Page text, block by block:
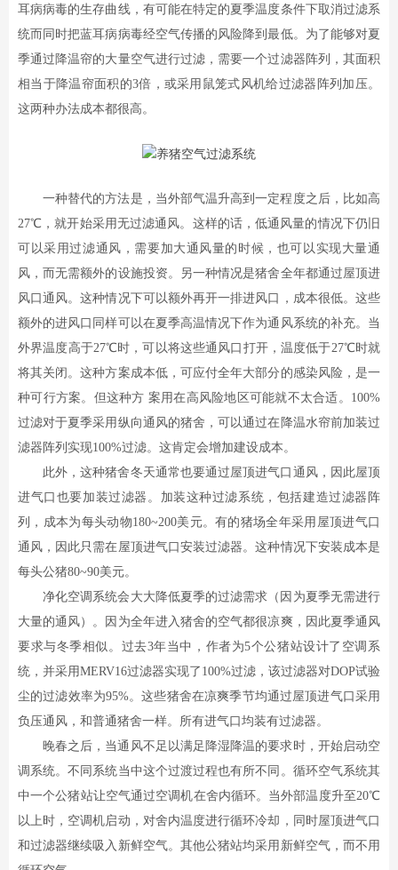
耳病病毒的生存曲线，有可能在特定的夏季温度条件下取消过滤系
统而同时把蓝耳病病毒经空气传播的风险降到最低。为了能够对夏
季通过降温帘的大量空气进行过滤，需要一个过滤器阵列，其面积
相当于降温帘面积的3倍，或采用鼠笼式风机给过滤器阵列加压。
这两种办法成本都很高。
一种替代的方法是，当外部气温升高到一定程度之后，比如高
27℃，就开始采用无过滤通风。这样的话，低通风量的情况下仍旧
可以采用过滤通风，需要加大通风量的时候，也可以实现大量通
风，而无需额外的设施投资。另一种情况是猪舍全年都通过屋顶进
风口通风。这种情况下可以额外再开一排进风口，成本很低。这些
额外的进风口同样可以在夏季高温情况下作为通风系统的补充。当
外界温度高于27℃时，可以将这些通风口打开，温度低于27℃时就
将其关闭。这种方案成本低，可应付全年大部分的感染风险，是一
种可行方案。但这种方 案用在高风险地区可能就不太合适。100%
过滤对于夏季采用纵向通风的猪舍，可以通过在降温水帘前加装过
滤器阵列实现100%过滤。这肯定会增加建设成本。
此外，这种猪舍冬天通常也要通过屋顶进气口通风，因此屋顶
进气口也要加装过滤器。加装这种过滤系统，包括建造过滤器阵
列，成本为每头动物180~200美元。有的猪场全年采用屋顶进气口
通风，因此只需在屋顶进气口安装过滤器。这种情况下安装成本是
每头公猪80~90美元。
净化空调系统会大大降低夏季的过滤需求（因为夏季无需进行
大量的通风）。因为全年进入猪舍的空气都很凉爽，因此夏季通风
要求与冬季相似。过去3年当中，作者为5个公猪站设计了空调系
统，并采用MERV16过滤器实现了100%过滤，该过滤器对DOP试验
尘的过滤效率为95%。这些猪舍在凉爽季节均通过屋顶进气口采用
负压通风，和普通猪舍一样。所有进气口均装有过滤器。
晚春之后，当通风不足以满足降湿降温的要求时，开始启动空
调系统。不同系统当中这个过渡过程也有所不同。循环空气系统其
中一个公猪站让空气通过空调机在舍内循环。当外部温度升至20℃
以上时，空调机启动，对舍内温度进行循环冷却，同时屋顶进气口
和过滤器继续吸入新鲜空气。其他公猪站均采用新鲜空气，而不用